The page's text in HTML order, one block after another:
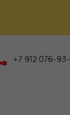
+7 912 076-93-